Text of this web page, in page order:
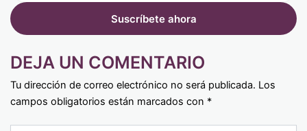
DEJA UN COMENTARIO
Tu dirección de correo electrónico no será publicada. Los
campos obligatorios están marcados con *